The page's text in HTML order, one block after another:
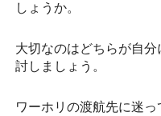
しょうか。
大切なのはどちらが自
討しましょう。
ワーホリの渡航先に迷